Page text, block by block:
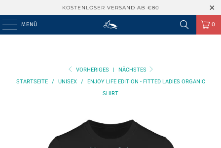
KOSTENLOSER VERSAND AB €80
MENÜ 0
VORHERIGES |
NÄCHSTES
STARTSEITE
/ UNISEX /
ENJOY LIFE EDITION - FITTED LADIES ORGANIC
SHIRT